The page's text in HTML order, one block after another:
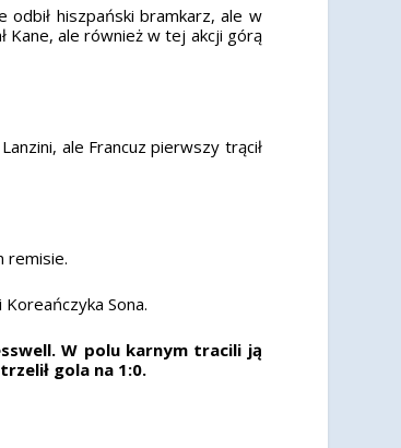
odbił hiszpański bramkarz, ale w
Kane, ale również w tej akcji górą
ale Francuz pierwszy trącił
remisie.
Sona.
W polu karnym tracili ją
gola na 1:0.